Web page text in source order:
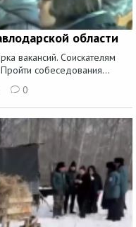
области
вакансий. Соискателям
собеседования...
0